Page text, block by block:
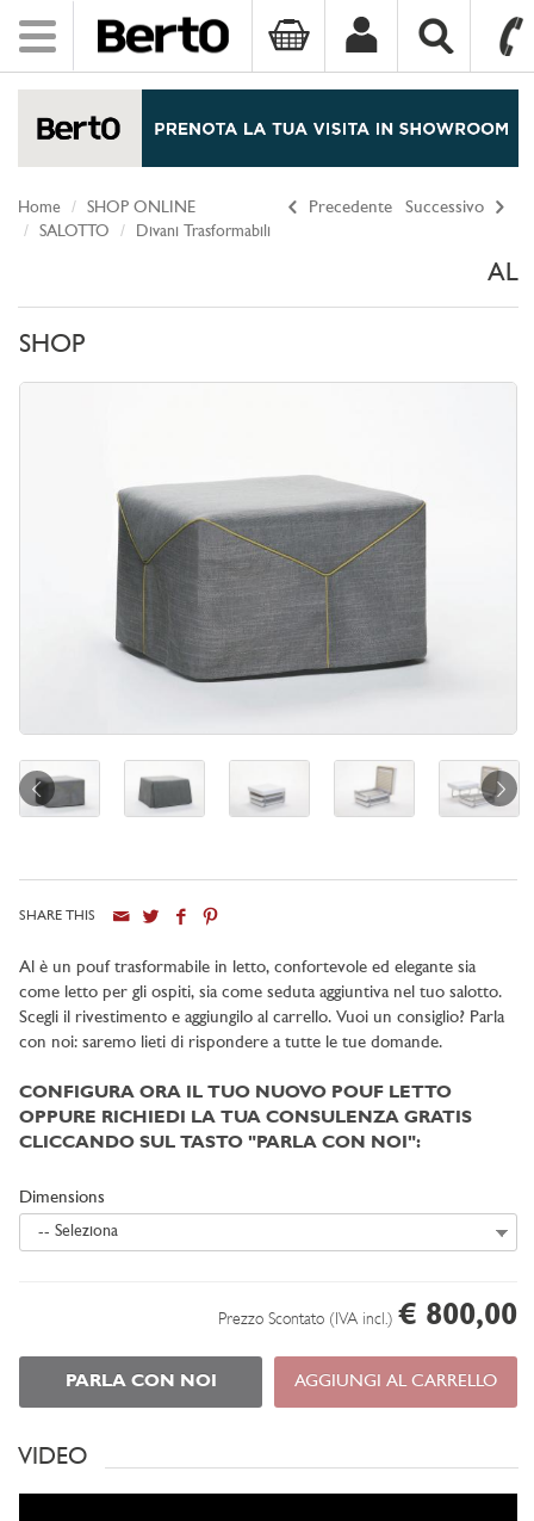
Toggle
navigation
Precedente Successivo
Home
SHOP ONLINE
SALOTTO
Divani Trasformabili
AL
SHOP
SHARE THIS
Al è un pouf trasformabile in letto, confortevole ed elegante sia
come letto per gli ospiti, sia come seduta aggiuntiva nel tuo salotto.
Scegli il rivestimento e aggiungilo al carrello. Vuoi un consiglio? Parla
con noi: saremo lieti di rispondere a tutte le tue domande.
CONFIGURA ORA IL TUO NUOVO POUF LETTO
OPPURE RICHIEDI LA TUA CONSULENZA GRATIS
CLICCANDO SUL TASTO "PARLA CON NOI":
Dimensions
-- Seleziona
Prezzo Scontato (IVA incl.) € 800,00
PARLA CON NOI AGGIUNGI AL CARRELLO
VIDEO